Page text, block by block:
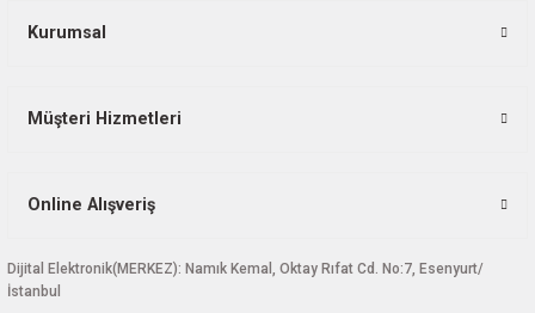
Kurumsal
Müşteri Hizmetleri
Online Alışveriş
Dijital Elektronik(MERKEZ): Namık Kemal, Oktay Rıfat Cd. No:7, Esenyurt/
İstanbul